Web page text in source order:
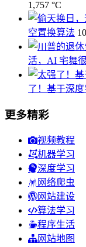
1,757 °C
空置换算法
活，AI 宅舞很
了！基于深度
更多精彩
视频教程
机器学习
深度学习
网络爬虫
网站建设
算法学习
程序生活
网站地图